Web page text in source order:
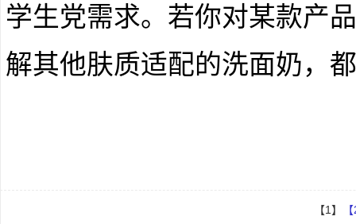
学生党需求。若你对某款产
解其他肤质适配的洗面奶，
【1】